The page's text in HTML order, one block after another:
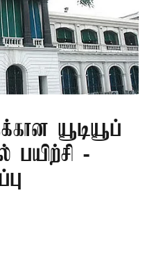
யூடியூப்
பயிற்சி -